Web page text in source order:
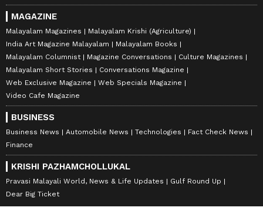
MAGAZINE
Malayalam Magazines
Malayalam Krishi (Agriculture)
India Art Magazine Malayalam
Malayalam Books
Malayalam Columnist
Magazine Conversations
Culture Magazines
Malayalam Short Stories
Conversations Magazine
Web Exclusive Magazine
Web Specials Magazine
Video Cafe Magazine
BUSINESS
Business News Automobile News Technologies
Fact Check News
Finance
KRISHI PAZHAMCHOLLUKAL
Pravasi Malayali World, News & Life Updates
Gulf Round Up
Dear Big Ticket